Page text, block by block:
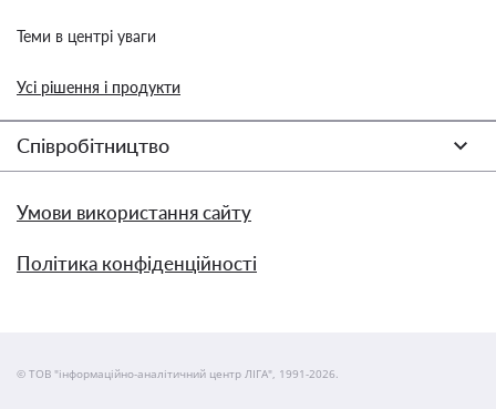
Теми в центрі уваги
Усі рішення і продукти
Співробітництво
Умови використання сайту
Політика конфіденційності
© ТОВ "інформаційно-аналітичний центр ЛІГА", 1991-2026.